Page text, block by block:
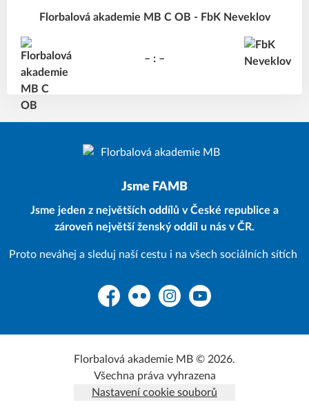
Florbalová akademie MB C OB - FbK Neveklov
– : –
Jsme FAMB
Jsme jeden z největších oddílů v České republice a
zároveň největší ženský oddíl u nás v ČR.
Proto neváhej a sleduj naší cestu i na všech sociálních sítích
FacebookFlickr InstagramYouTube
Florbalová akademie MB © 2026.
Všechna práva vyhrazena
Nastavení cookie souborů